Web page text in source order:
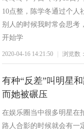
热
10点整，陈学冬通过个人
别人的时候我时常会思
开始学
2020-04-16 14:21:50 浏览数：
有种“反差”叫明星
而她被碾压
在娱乐圈当中很多明星在
路人合影的时候就会有一